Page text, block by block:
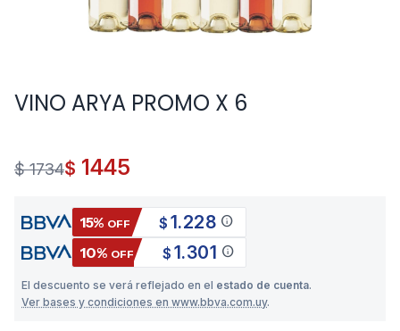
VINO ARYA PROMO X 6
$ 1734$ 1445
15% OFF $ 1.228 info
10% OFF $ 1.301 info
El descuento se verá reflejado en el estado de cuenta.
Ver bases y condiciones en www.bbva.com.uy.